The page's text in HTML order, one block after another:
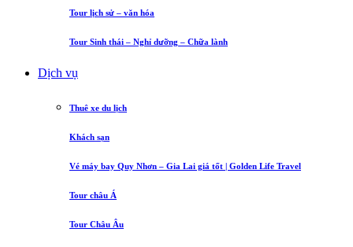
Tour lịch sử – văn hóa
Tour Sinh thái – Nghỉ dưỡng – Chữa lành
Dịch vụ
Thuê xe du lịch
Khách sạn
Vé máy bay Quy Nhơn – Gia Lai giá tốt | Golden Life Travel
Tour châu Á
Tour Châu Âu